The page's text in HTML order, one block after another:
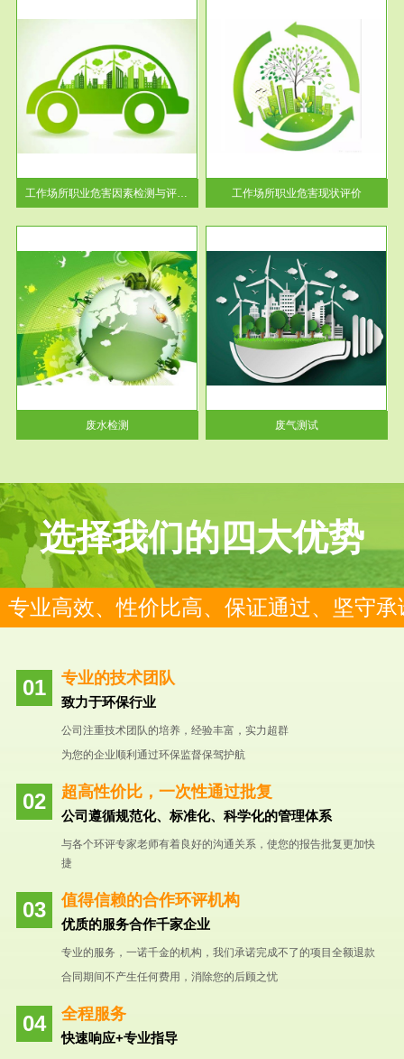
工作场所职业危害因素检测与评价...
服务范围
工作场所职业危害现状评价
【现状评价意义】：具体因素---
-通过质谱分析等多种手段明确
工作场...
工作场所职业危害现状评价
废水检测
服务范围
废气测试
检测范围工业废气检测包括有机
废气和无机废气。有机废气主要
包括...
废气测试
选择我们的四大优势
专业高效、性价比高、保证通过、坚守承
专业的技术团队
致力于环保行业
公司注重技术团队的培养，经验丰富，实力超群
为您的企业顺利通过环保监督保驾护航
超高性价比，一次性通过批复
公司遵循规范化、标准化、科学化的管理体系
与各个环评专家老师有着良好的沟通关系，使您的报告批复更加快
捷
值得信赖的合作环评机构
优质的服务合作千家企业
专业的服务，一诺千金的机构，我们承诺完成不了的项目全额退款
合同期间不产生任何费用，消除您的后顾之忧
全程服务
快速响应+专业指导